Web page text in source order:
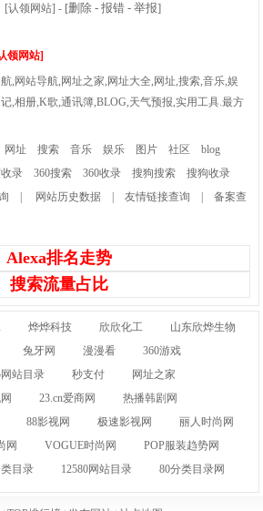
[认领网站] - [删除 - 报错 - 举报]
领网站]
,网站导航,网址之家,网址大全,网址,搜索,音乐,娱
,相册,K歌,通讯簿,BLOG,天气预报,实用工具.最方
网址 搜索 音乐 娱乐 图片 社区
blog
录 360搜索 360收录 搜狗搜索
搜狗收录
网站历史数据 |友情链接查询 |备案查
Alexa排名走势
搜索流量占比
烨烨科技 欣欣化工
山东欣烨生物
兔牙网 漫漫看
360游戏
网站目录 秒支付
网址之家
23.cn爱商网
热播韩剧网
88影视网 极速影视网
丽人时尚网
网 VOGUE时尚网
POP服装趋势网
目录 12580网站目录 80分类目录网